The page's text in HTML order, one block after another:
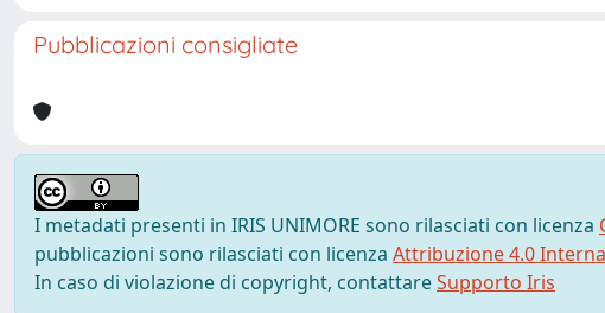
Pubblicazioni consigliate
I metadati presenti in IRIS UNIMORE sono rilasciati con licenza
pubblicazioni sono rilasciati con licenza Attribuzione 4.0
In caso di violazione di copyright, contattareSupporto Iris